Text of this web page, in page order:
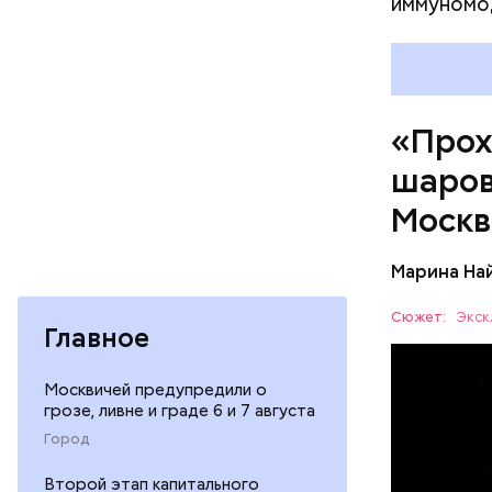
Главное
Москвичей предупредили о
грозе, ливне и граде 6 и 7 августа
Город
Второй этап капитального
Марина
Сюжет:
—
Шаровая
следов.
По его
аварий